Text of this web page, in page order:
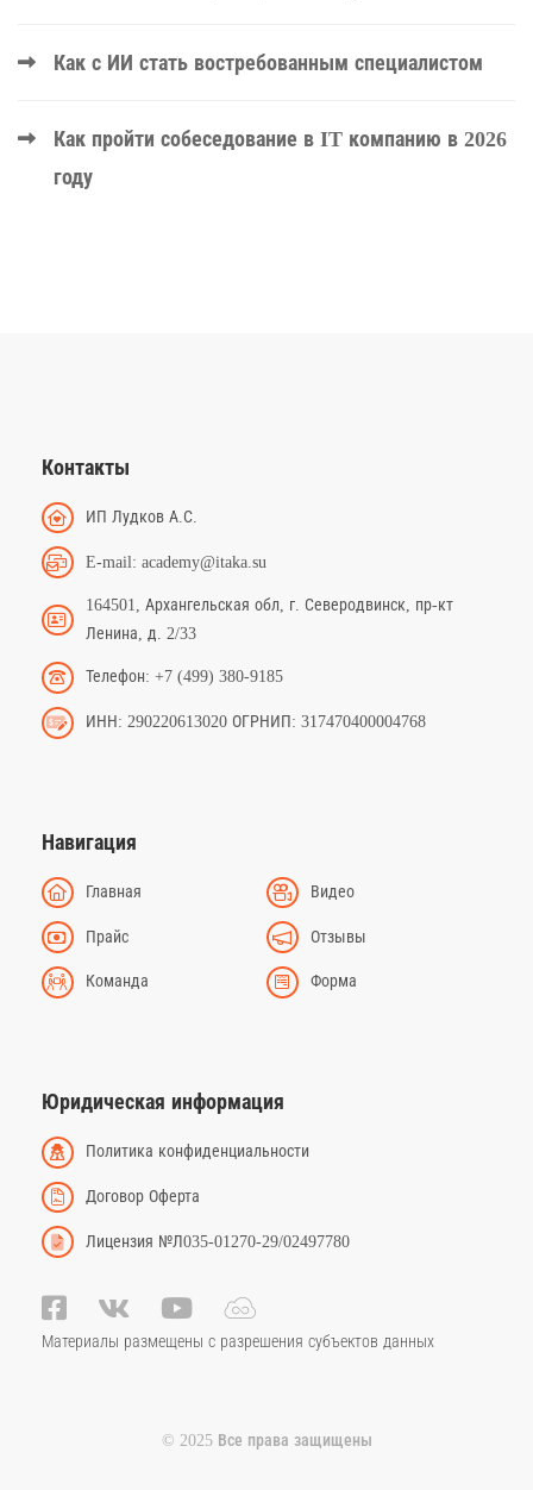
Как с ИИ стать востребованным специалистом
Как пройти собеседование в IT компанию в 2026
году
Контакты
ИП Лудков А.С.
E-mail: academy@itaka.su
164501, Архангельская обл, г. Северодвинск, пр-кт
Ленина, д. 2/33
Телефон: +7 (499) 380-9185
ИНН: 290220613020 ОГРНИП: 317470400004768
Навигация
Главная Видео
Прайс Отзывы
Команда Форма
Юридическая информация
Политика конфиденциальности
Договор Оферта
Лицензия №Л035-01270-29/02497780
Материалы размещены с разрешения субъектов данных
© 2025 Все права защищены